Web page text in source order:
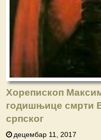
Хорепископ
годишњице смрти
српског
децембар 11, 2017